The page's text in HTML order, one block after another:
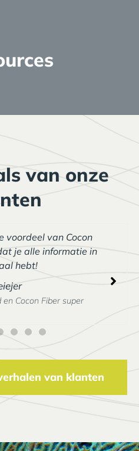
bronnen
van onze
voordeel van Cocon
je alle informatie in
hebt!
en Cocon Fiber super
van klanten